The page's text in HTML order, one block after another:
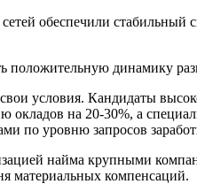
обеспечили стабильный
динамику
условия. Кандидаты
на 20-30%, а
уровню запросов
найма крупными
материальных компенсаций.